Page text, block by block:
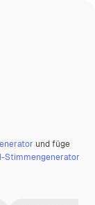
und füge
Stimmengenerator